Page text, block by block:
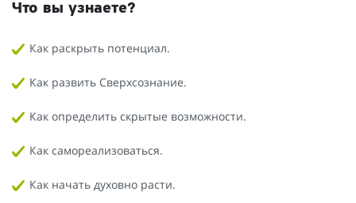
Что вы узнаете?
Как раскрыть потенциал.
Как развить Сверхсознание.
Как определить скрытые возможности.
Как самореализоваться.
Как начать духовно расти.